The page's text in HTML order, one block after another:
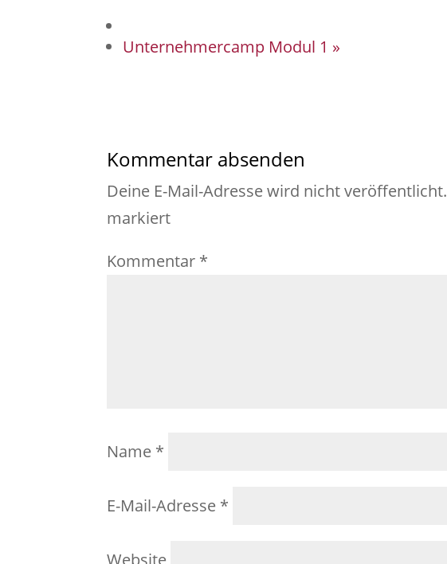
Unternehmercamp Modul 1 »
Kommentar absenden
Deine E-Mail-Adresse wird nicht veröffentlicht.
markiert
Kommentar *
Name *
E-Mail-Adresse *